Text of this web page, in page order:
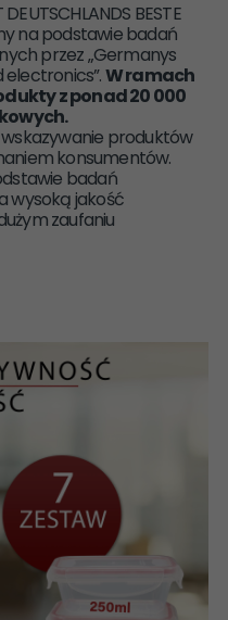
BESTE
na podstawie badań
przez „Germanys
W ramach
z ponad 20 000
wskazywanie produktów
konsumentów.
badań
wysoką jakość
zaufaniu